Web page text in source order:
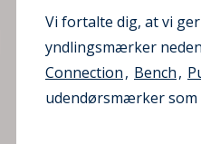
Vi fortalte dig, at vi
yndlingsmærker
Connection, Bench,
udendørsmærker som